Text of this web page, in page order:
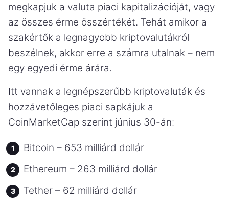
megkapjuk a valuta piaci kapitalizációját, vagy
az összes érme összértékét. Tehát amikor a
szakértők a legnagyobb kriptovalutákról
beszélnek, akkor erre a számra utalnak – nem
egy egyedi érme árára.
Itt vannak a legnépszerűbb kriptovaluták és
hozzávetőleges piaci sapkájuk a
CoinMarketCap szerint június 30-án:
Bitcoin – 653 milliárd dollár
Ethereum – 263 milliárd dollár
Tether – 62 milliárd dollár